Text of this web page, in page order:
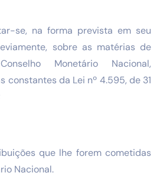
na forma prevista em seu
sobre as matérias de
Monetário Nacional,
constantes da Lei nº 4.595, de 31
que lhe forem cometidas
Nacional.